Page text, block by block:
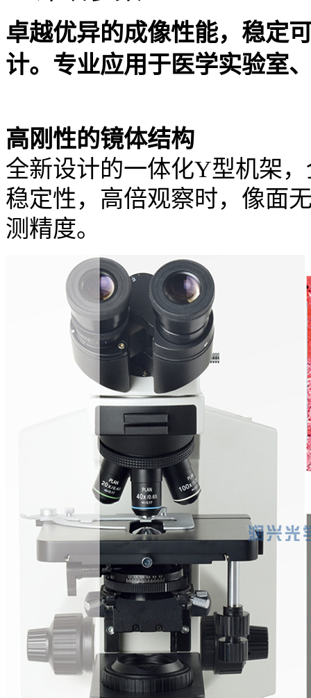
卓越优异的成像性能，稳定
计。专业应用于医学实验室
高刚性的镜体结构
全新设计的一体化Y型机架
稳定性，高倍观察时，像面
测精度。